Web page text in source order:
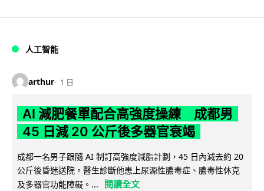
人工智能
arthur 1 日
AI 減肥餐單配合高強度操練 成都男
45 日減 20 公斤後多器官衰竭
成都一名男子跟隨 AI 制訂高強度減脂計劃，45 日內減去約 20
公斤後昏迷送院。醫生診斷他患上尿源性膿毒症、膿毒性休克
及多器官功能障礙。...
閱讀全文